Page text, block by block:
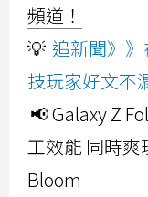
頻道！
💡 追新聞》
技玩家好文不
📢 Galaxy Z
工效能 同時爽
Bloom